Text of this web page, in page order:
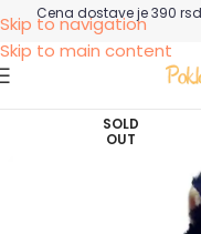
Skip to navigation
Skip to main content
Cena dostave je 390
SOLD
OUT